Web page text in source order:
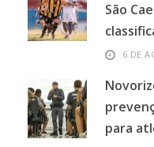
São
6 DE
para